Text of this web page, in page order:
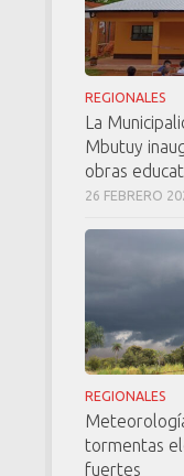
REGIONALES
La
Mbutuy
obras
26 FEBRERO
REGIONALES
tormentas
fuertes